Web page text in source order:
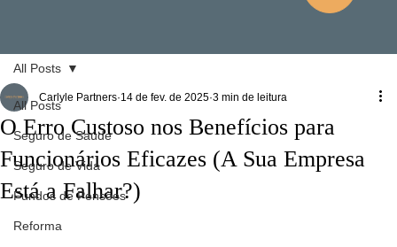
All Posts
Seguro de Saúde
Seguro de Vida
Fundos de Pensões
Reforma
All Posts
O Erro Custoso nos Benefícios para
Funcionários Eficazes (A Sua Empresa
Está a Falhar?)
Carlyle Partners 14 de fev. de 2025 3 min de leitura